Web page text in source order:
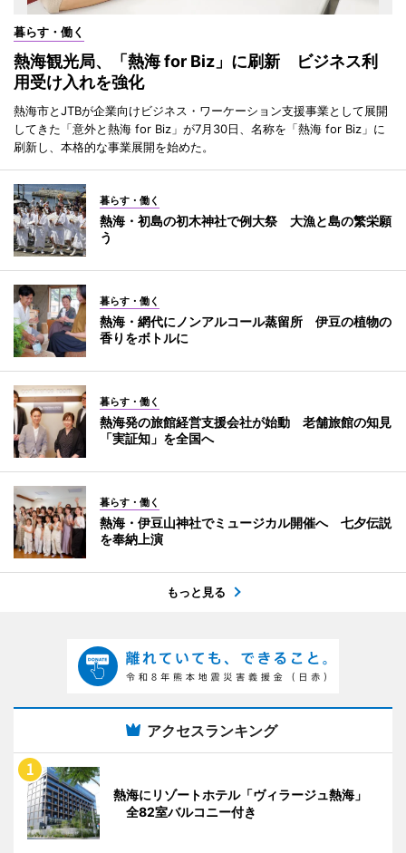
暮らす・働く
熱海観光局、「熱海 for Biz」に刷新 ビジネス利
用受け入れを強化
熱海市とJTBが企業向けビジネス・ワーケーション支援事業として展開
してきた「意外と熱海 for Biz」が7月30日、名称を「熱海 for Biz」に
刷新し、本格的な事業展開を始めた。
暮らす・働く
熱海・初島の初木神社で例大祭 大漁と島の繁栄願
う
暮らす・働く
熱海・網代にノンアルコール蒸留所 伊豆の植物の
香りをボトルに
暮らす・働く
熱海発の旅館経営支援会社が始動 老舗旅館の知見
「実証知」を全国へ
暮らす・働く
熱海・伊豆山神社でミュージカル開催へ 七夕伝説
を奉納上演
もっと見る
アクセスランキング
熱海にリゾートホテル「ヴィラージュ熱海」
全82室バルコニー付き